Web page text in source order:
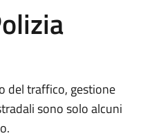
del traffico, gestione
sono solo alcuni